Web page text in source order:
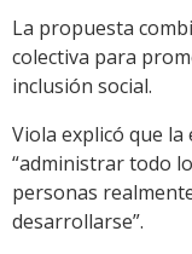
La propuesta
colectiva para
inclusión social.
Viola explicó que la
“administrar todo
personas
desarrollarse”.